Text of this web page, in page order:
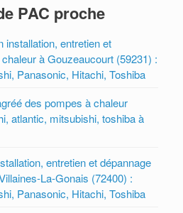
PAC proche
installation, entretien et
à Gouzeaucourt (59231) :
Panasonic, Hitachi, Toshiba
des pompes à chaleur
atlantic, mitsubishi, toshiba à
entretien et dépannage
La-Gonais (72400) :
Panasonic, Hitachi, Toshiba